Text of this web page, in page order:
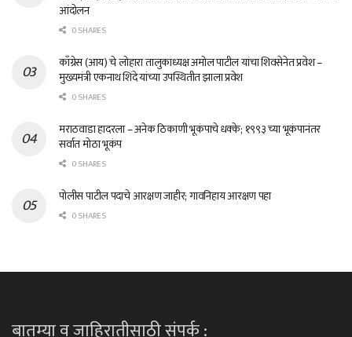
आंदोलन
0 SHARES
काँग्रेस (आय) चे लोहारा तालुकाध्यक्ष अमोल पाटील यांचा शिवसेनेत प्रवेश –
मुख्यमंत्री एकनाथ शिंदे यांच्या उपस्थितीत झाला प्रवेश
0 SHARES
मराठवाडा हादरला – अनेक ठिकाणी भूकंपाचे धक्के; १९९३ च्या भूकंपानंतर
सर्वात मोठा भूकंप
0 SHARES
पोलीस पाटील पदाचे आरक्षण जाहीर; गावनिहाय आरक्षण पहा
0 SHARES
बातम्या व जाहिरातीसाठी संपर्क :